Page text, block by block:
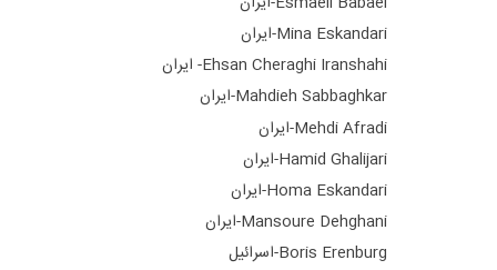
Mina Eskandari-ایران
Ehsan Cheraghi Iranshahi- ایران
Mahdieh Sabbaghkar-ایران
Mehdi Afradi-ایران
Hamid Ghalijari-ایران
Homa Eskandari-ایران
Mansoure Dehghani-ایران
Boris Erenburg-اسرائیل